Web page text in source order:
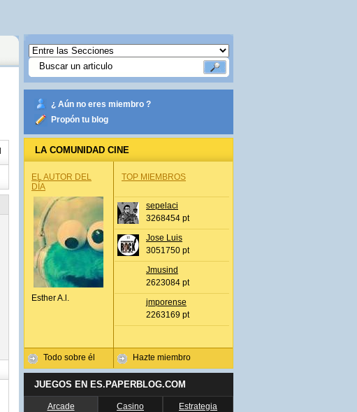
¿ Aún no eres miembro ?
Propón tu blog
LA COMUNIDAD CINE
EL AUTOR DEL
DÍA
Esther A.l.
Todo sobre él
TOP MIEMBROS
sepelaci
3268454 pt
Jose Luis
3051750 pt
Jmusind
2623084 pt
jmporense
2263169 pt
Hazte miembro
JUEGOS EN ES.PAPERBLOG.COM
Arcade Casino Estrategia